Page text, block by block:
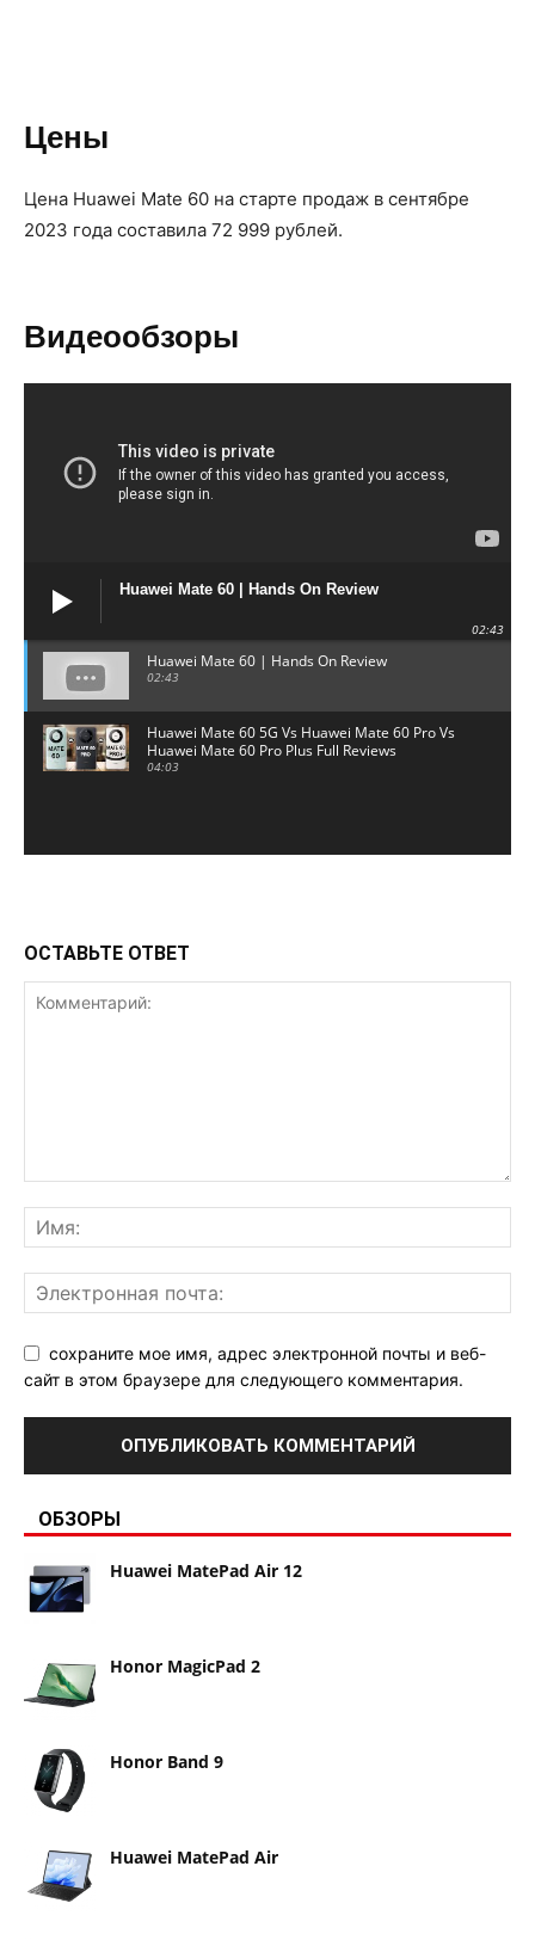
Цены
Цена Huawei Mate 60 на старте продаж в сентябре
2023 года составила 72 999 рублей.
Видеообзоры
Huawei Mate 60 | Hands On Review
02:43
Huawei Mate 60 | Hands On Review
02:43
Huawei Mate 60 5G Vs Huawei Mate 60 Pro Vs
Huawei Mate 60 Pro Plus Full Reviews
04:03
ОСТАВЬТЕ ОТВЕТ
сохраните мое имя, адрес электронной почты и веб-
сайт в этом браузере для следующего комментария.
ОБЗОРЫ
Huawei MatePad Air 12
Honor MagicPad 2
Honor Band 9
Huawei MatePad Air